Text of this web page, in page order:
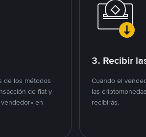
de los métodos
de fiat y
en
3. Recibir
Cuando el
las
recibirás.